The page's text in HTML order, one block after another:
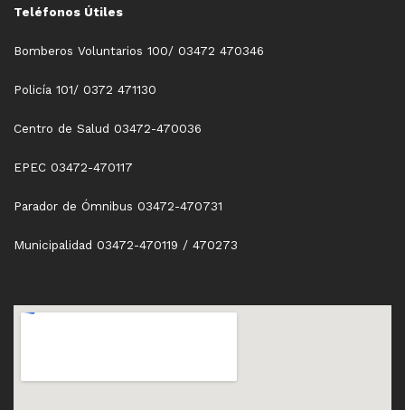
Teléfonos Útiles
Bomberos Voluntarios 100/ 03472 470346
Policía 101/ 0372 471130
Centro de Salud 03472-470036
EPEC 03472-470117
Parador de Ómnibus 03472-470731
Municipalidad 03472-470119 / 470273